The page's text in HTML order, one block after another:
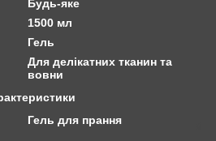
Будь-яке
1500 мл
Гель
Для делікатних тканин та
вовни
Гель для прання